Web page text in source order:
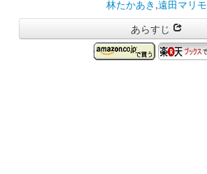
林たかあき ,遠田マリモ
あらすじ